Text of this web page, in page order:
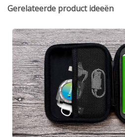
Gerelateerde product ideeën